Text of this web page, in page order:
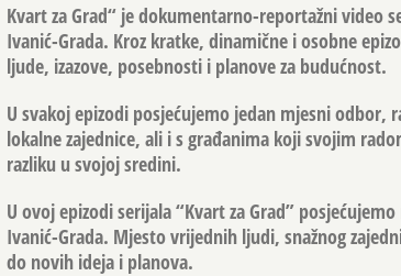
Kvart za Grad“ je dokumentarno-reportažni video
Ivanić-Grada. Kroz kratke, dinamične i osobne
ljude, izazove, posebnosti i planove za budućnost.
U svakoj epizodi posjećujemo jedan mjesni odbor,
lokalne zajednice, ali i s građanima koji svojim
razliku u svojoj sredini.
U ovoj epizodi serijala “Kvart za Grad”
Ivanić-Grada. Mjesto vrijednih ljudi, snažnog
do novih ideja i planova.